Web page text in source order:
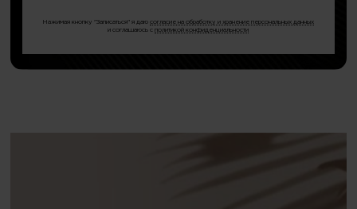
Нажимая кнопку "Записаться" я даюсогласие на обработку и хранение персональных данных
и соглашаюсь сполитикой конфиденциальности